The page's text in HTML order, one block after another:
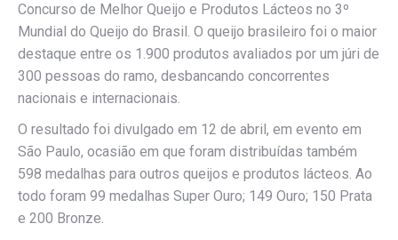
Concurso de Melhor Queijo e Produtos Lácteos no 3º
Mundial do Queijo do Brasil. O queijo brasileiro foi o maior
destaque entre os 1.900 produtos avaliados por um júri de
300 pessoas do ramo, desbancando concorrentes
nacionais e internacionais.
O resultado foi divulgado em 12 de abril, em evento em
São Paulo, ocasião em que foram distribuídas também
598 medalhas para outros queijos e produtos lácteos. Ao
todo foram 99 medalhas Super Ouro; 149 Ouro; 150 Prata
e 200 Bronze.